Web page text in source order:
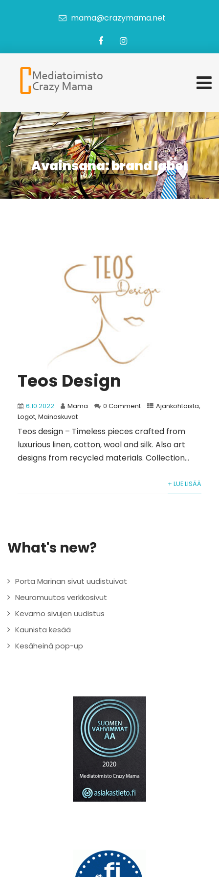
mama@crazymama.net
Avainsana:brand label
Teos Design
6.10.2022 Mama 0 Comment Ajankohtaista,
Logot, Mainoskuvat
Teos design – Timeless pieces crafted from
luxurious linen, cotton, wool and silk. Also art
designs from recycled materials. Collection...
+ LUE LISÄÄ
What's new?
Porta Marinan sivut uudistuivat
Neuromuutos verkkosivut
Kevamo sivujen uudistus
Kaunista kesää
Kesäheinä pop-up